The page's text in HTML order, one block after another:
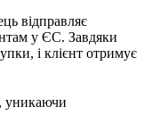
відправляє
у ЄС. Завдяки
і клієнт отримує
, уникаючи